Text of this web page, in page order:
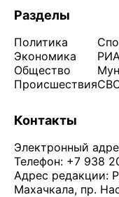
Разделы
Политика
Экономика
Общество
Происшествия
Контакты
Электронный
Телефон: +7 938
Адрес редакции:
Махачкала, пр.